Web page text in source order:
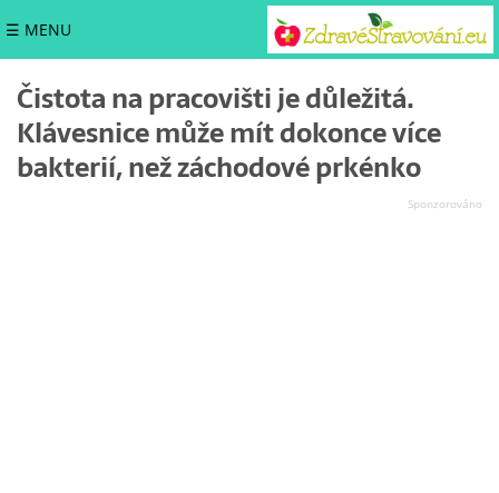
☰ MENU
Čistota na pracovišti je důležitá.
Klávesnice může mít dokonce více
bakterií, než záchodové prkénko